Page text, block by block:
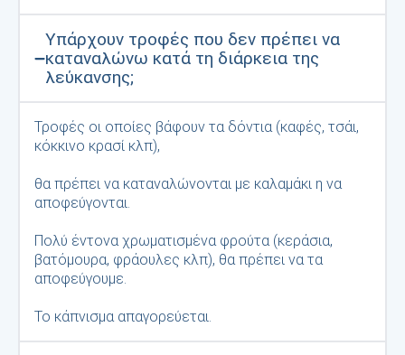
Υπάρχουν τροφές που δεν πρέπει να
καταναλώνω κατά τη διάρκεια της
λεύκανσης;
Τροφές οι οποίες βάφουν τα δόντια (καφές, τσάι,
κόκκινο κρασί κλπ),
θα πρέπει να καταναλώνονται με καλαμάκι η να
αποφεύγονται.
Πολύ έντονα χρωματισμένα φρούτα (κεράσια,
βατόμουρα, φράουλες κλπ), θα πρέπει να τα
αποφεύγουμε.
Το κάπνισμα απαγορεύεται.